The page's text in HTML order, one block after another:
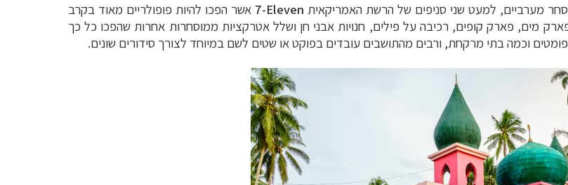
מערביים, למעט שני סניפים של הרשת האמריקאית 7-Eleven אשר הפכו להיות פופולריים מאוד בקרב
מים, פארק קופים, רכיבה על פילים, חנויות אבני חן ושלל אטרקציות ממוסחרות אחרות שהפכו כל כך
וכמה בתי מרקחת, ורבים מהתושבים עובדים בפוקט או שטים לשם במיוחד לצורך סידורים שונים.